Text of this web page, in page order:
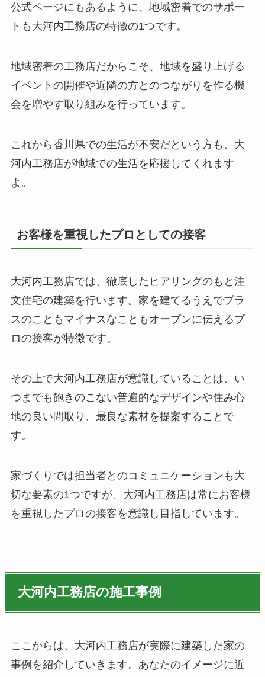
公式ページにもあるように、地域密着でのサポー
トも大河内工務店の特徴の1つです。
地域密着の工務店だからこそ、地域を盛り上げる
イベントの開催や近隣の方とのつながりを作る機
会を増やす取り組みを行っています。
これから香川県での生活が不安だという方も、大
河内工務店が地域での生活を応援してくれます
よ。
お客様を重視したプロとしての接客
大河内工務店では、徹底したヒアリングのもと注
文住宅の建築を行います。家を建てるうえでプラ
スのこともマイナスなこともオープンに伝えるプ
ロの接客が特徴です。
その上で大河内工務店が意識していることは、い
つまでも飽きのこない普遍的なデザインや住み心
地の良い間取り、最良な素材を提案することで
す。
家づくりでは担当者とのコミュニケーションも大
切な要素の1つですが、大河内工務店は常にお客様
を重視したプロの接客を意識し目指しています。
大河内工務店の施工事例
ここからは、大河内工務店が実際に建築した家の
事例を紹介していきます。あなたのイメージに近